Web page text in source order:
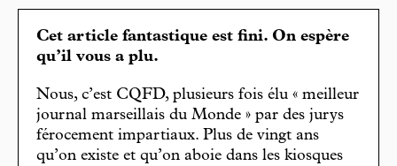
Cet article fantastique est fini. On espère
qu’il vous a plu.
Nous, c’est CQFD, plusieurs fois élu « meilleur
journal marseillais du Monde » par des jurys
férocement impartiaux. Plus de vingt ans
qu’on existe et qu’on aboie dans les kiosques